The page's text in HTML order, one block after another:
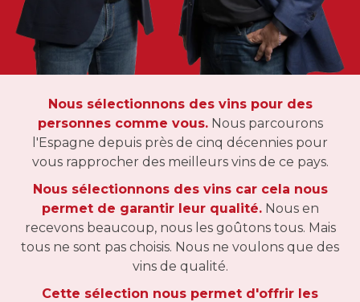
Nous sélectionnons des vins pour des
personnes comme vous.Nous parcourons
l'Espagne depuis près de cinq décennies pour
vous rapprocher des meilleurs vins de ce pays.
Nous sélectionnons des vins car cela nous
permet de garantir leur qualité.Nous en
recevons beaucoup, nous les goûtons tous. Mais
tous ne sont pas choisis. Nous ne voulons que des
vins de qualité.
Cette sélection nous permet d'offrir les